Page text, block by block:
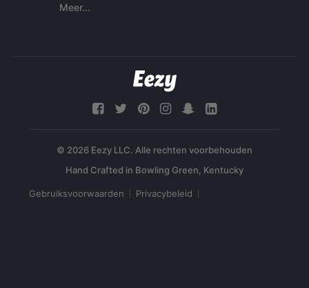
Meer...
© 2026 Eezy LLC. Alle rechten voorbehouden
Gebruiksvoorwaarden Privacybeleid